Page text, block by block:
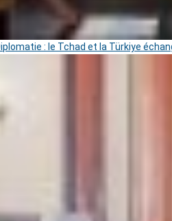
: le Tchad et la Türkiye